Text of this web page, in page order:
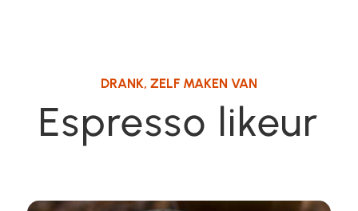
DRANK, ZELF MAKEN VAN
Espresso likeur